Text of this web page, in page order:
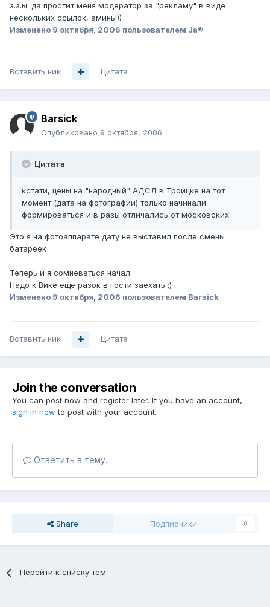
з.з.ы. да простит меня модератор за "рекламу" в виде
нескольких ссылок, аминь!))
Изменено 9 октября, 2006 пользователем Ja®
Вставить ник Цитата
Barsick
Опубликовано 9 октября, 2006
Цитата
кстати, цены на "народный" АДСЛ в Троицке на тот
момент (дата на фотографии) только начинали
формироваться и в разы отличались от московских
Это я на фотоаппарате дату не выставил после смены
батареек
Теперь и я сомневаться начал
Надо к Вике еще разок в гости заехать :)
Изменено 9 октября, 2006 пользователем Barsick
Вставить ник Цитата
Join the conversation
You can post now and register later. If you have an account,
sign in now to post with your account.
Ответить в тему...
Share Подписчики 0
Перейти к списку тем